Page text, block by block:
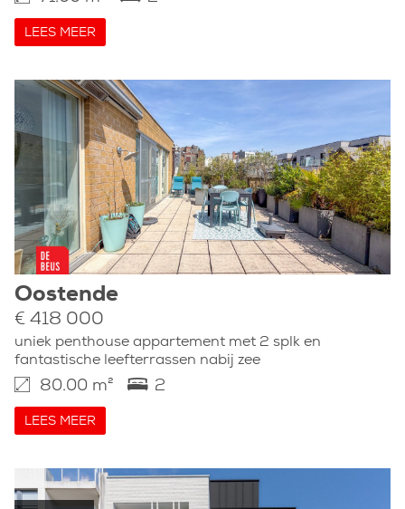
LEES MEER
Oostende
€ 418 000
uniek penthouse appartement met 2 splk en
fantastische leefterrassen nabij zee
80.00 m² 2
LEES MEER